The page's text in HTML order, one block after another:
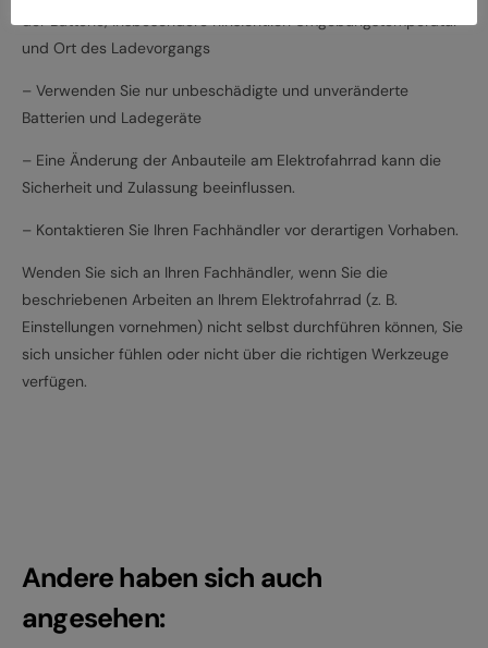
der Batterie, insbesondere hinsichtlich Umgebungstemperatur
und Ort des Ladevorgangs
– Verwenden Sie nur unbeschädigte und unveränderte
Batterien und Ladegeräte
– Eine Änderung der Anbauteile am Elektrofahrrad kann die
Sicherheit und Zulassung beeinflussen.
– Kontaktieren Sie Ihren Fachhändler vor derartigen Vorhaben.
Wenden Sie sich an Ihren Fachhändler, wenn Sie die
beschriebenen Arbeiten an Ihrem Elektrofahrrad (z. B.
Einstellungen vornehmen) nicht selbst durchführen können, Sie
sich unsicher fühlen oder nicht über die richtigen Werkzeuge
verfügen.
Andere haben sich auch
angesehen: